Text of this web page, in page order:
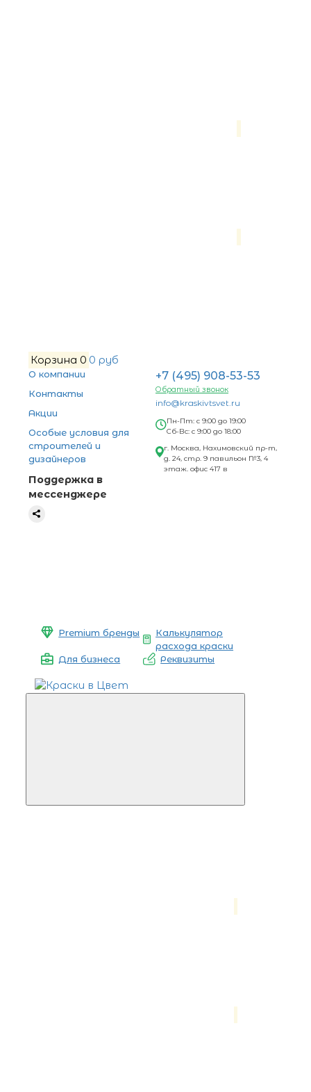
Корзина 0 0 руб
О компании
Контакты
Акции
Особые условия для
строителей и
дизайнеров
Поддержка в
мессенджере
+7 (495) 908-53-53
Обратный звонок
info@kraskivtsvet.ru
Пн-Пт: с 9:00 до 19:00
Сб-Вс: с 9:00 до 18:00
г. Москва, Нахимовский пр-т,
д. 24, стр. 9 павильон №3, 4
этаж. офис 417 в
Premium бренды
Калькулятор
расхода краски
Для бизнеса
Реквизиты